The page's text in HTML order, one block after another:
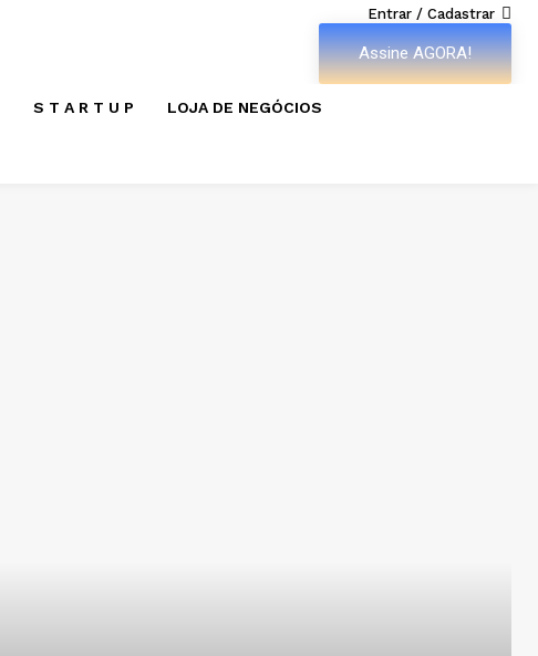
Entrar / Cadastrar
Assine AGORA!
S T A R T U P LOJA DE NEGÓCIOS